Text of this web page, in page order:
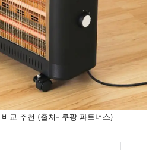
교 추천 (출처- 쿠팡 파트너스)